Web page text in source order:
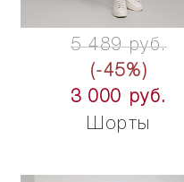
5 489 руб.
(-45%)
3 000 руб.
Шорты